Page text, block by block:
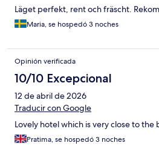
Läget perfekt, rent och fräscht.
Maria, se hospedó 3 noches
Opinión verificada
10/10 Excepcional
12 de abril de 2026
Traducir con Google
Lovely hotel which is very close to the
Pratima, se hospedó 3 noches